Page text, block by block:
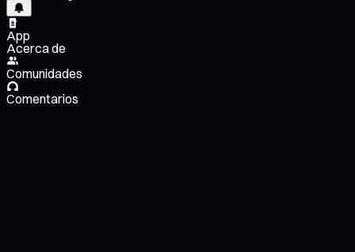
App
Acerca de
Comunidades
Comentarios